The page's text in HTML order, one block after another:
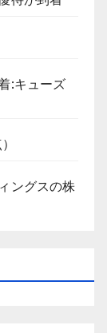
:キューズ
ングスの株